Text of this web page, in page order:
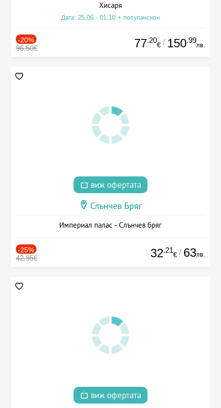
Хисаря
Дата: 25.06 - 01.10 + полупансион
-20%
96.50€ 77.20
€ / 150.99
лв.
виж офертата
Слънчев Бряг
Империал палас - Слънчев бряг
-25%
42.95€ 32.21
€ / 63лв.
виж офертата